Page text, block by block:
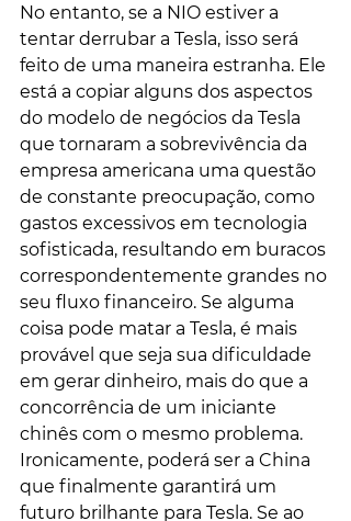
No entanto, se a NIO estiver a
tentar derrubar a Tesla, isso será
feito de uma maneira estranha. Ele
está a copiar alguns dos aspectos
do modelo de negócios da Tesla
que tornaram a sobrevivência da
empresa americana uma questão
de constante preocupação, como
gastos excessivos em tecnologia
sofisticada, resultando em buracos
correspondentemente grandes no
seu fluxo financeiro. Se alguma
coisa pode matar a Tesla, é mais
provável que seja sua dificuldade
em gerar dinheiro, mais do que a
concorrência de um iniciante
chinês com o mesmo problema.
Ironicamente, poderá ser a China
que finalmente garantirá um
futuro brilhante para Tesla. Se ao